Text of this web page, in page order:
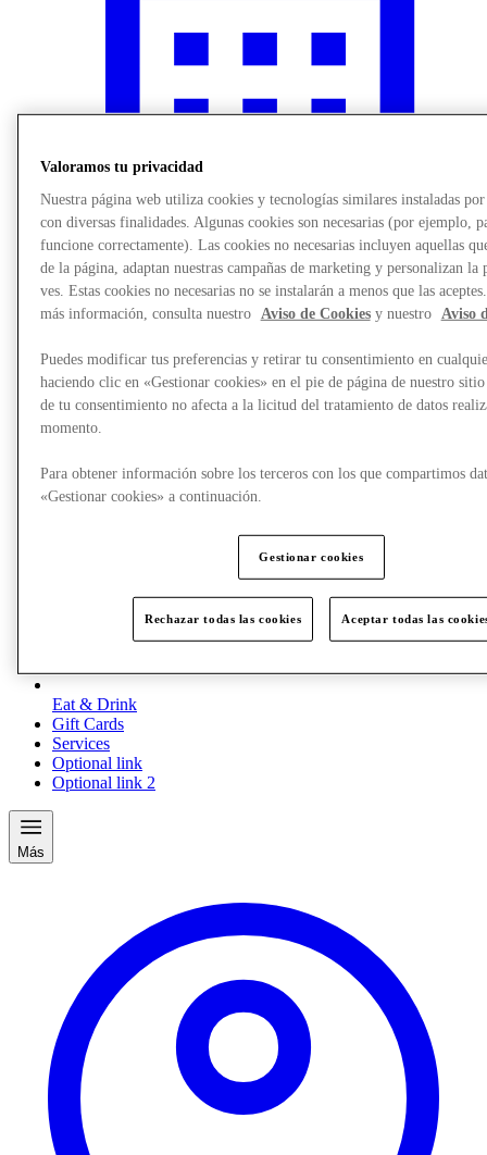
What's On
Eat & Drink
Gift Cards
Services
Optional link
Optional link 2
Más
Valoramos tu privacidad
Nuestra página web utiliza cookies y tecnologías similares instaladas
con diversas finalidades. Algunas cookies son necesarias (por ejemplo,
funcione correctamente). Las cookies no necesarias incluyen aquellas
de la página, adaptan nuestras campañas de marketing y personalizan la
ves. Estas cookies no necesarias no se instalarán a menos que las
más información, consulta nuestro
Aviso de Cookiesy nuestro Aviso
Puedes modificar tus preferencias y retirar tu consentimiento en
haciendo clic en «Gestionar cookies» en el pie de página de nuestro
de tu consentimiento no afecta a la licitud del tratamiento de datos
momento.
Para obtener información sobre los terceros con los que compartimos
«Gestionar cookies» a continuación.
Gestionar cookies
Rechazar todas las cookies Aceptar todas las